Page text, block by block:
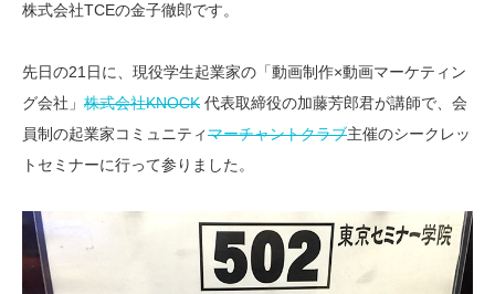
株式会社TCEの金子徹郎です。
先日の21日に、現役学生起業家の「動画制作×動画マーケティン
グ会社」 株式会社KNOCK 代表取締役の加藤芳郎君が講師で、会
員制の起業家コミュニティマーチャントクラブ主催のシークレッ
トセミナーに行って参りました。